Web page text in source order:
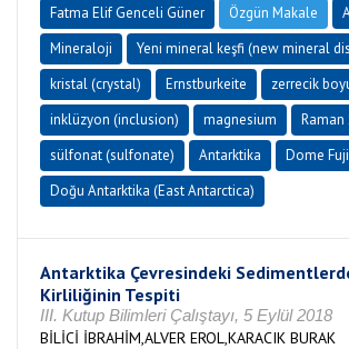
Fatma Elif Genceli Güner Özgün Makale
Mineraloji
Yeni mineral keşfi (new mineral
kristal (crystal)
Ernstburkeite
zerrecik
inklüzyon (inclusion)
magnesium
sülfonat (sulfonate)
Antarktika
Dome Fuji
Doğu Antarktika (East Antarctica)
Antarktika Çevresindeki
Kirliliğinin Tespiti
III. Kutup Bilimleri Çalıştayı, 5 Eylül 2018
BİLİCİ İBRAHİM,ALVER EROL,KARACIK BURAK